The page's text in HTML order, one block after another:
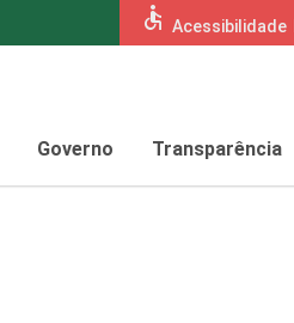
accessible Acessibilidade
Governo Transparência